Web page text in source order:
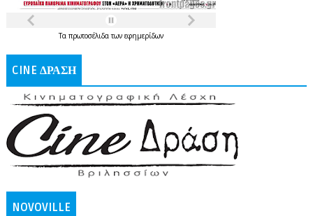
Τα πρωτοσέλιδατων εφημερίδων
CINE ΔΡΑΣΗ
NOVOVILLE